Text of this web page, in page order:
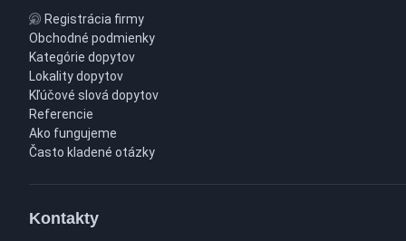
Registrácia firmy
Obchodné podmienky
Kategórie dopytov
Lokality dopytov
Kľúčové slová dopytov
Referencie
Ako fungujeme
Často kladené otázky
Kontakty